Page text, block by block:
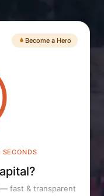
Become a Hero
fast & transparent